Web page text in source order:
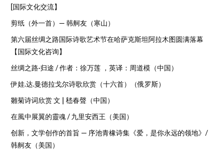
[国际文化交流】
剪纸（外一首）— 韩舸友（寒山）
第六届丝绸之路国际诗歌艺术节在哈萨克斯坦阿拉木图圆满落幕
【国际文化咨询】
丝绸之路·归途 / 作者：徐万莲 ，英译：周道模（中国）
伊娃.达.曼德拉戈尔诗歌欣赏（十六首）（俄罗斯）
雛菊诗词欣赏 文 | 嵇春聲（中国）
在風中展翼的靈魂 / 九里安西王（美国）
创新，文学创作的首旨 — 序池青橡诗集《爱，是你永远的领地》/
韩舸友（美国）